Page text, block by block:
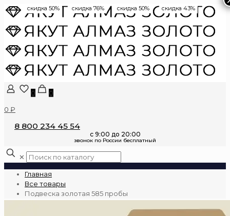
0
0
0 ₽
8 800 234 45 54
✕
Главная
Все товары
Подвеска золотая 585 пробы
скидка 50% скидка 76% скидка 50% скидка 43%